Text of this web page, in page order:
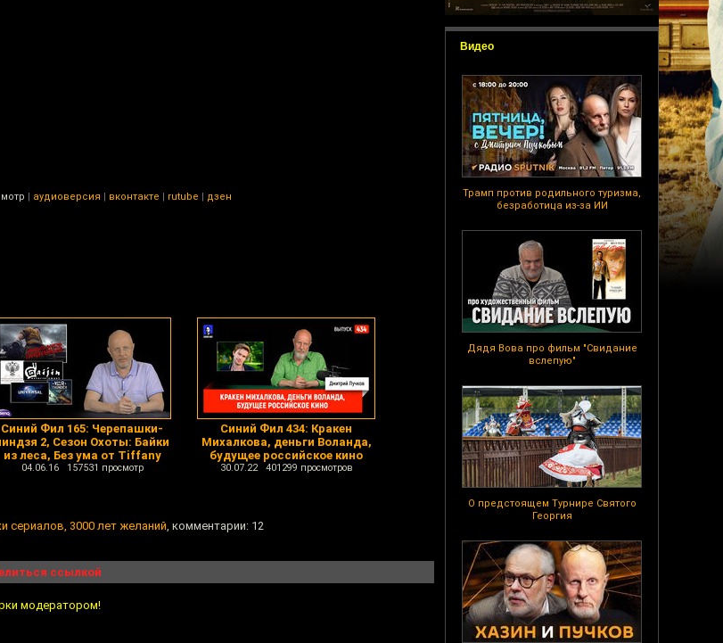
Видео
Трамп против родильного туризма,
безработица из-за ИИ
Дядя Вова про фильм "Свидание
вслепую"
О предстоящем Турнире Святого
Георгия
| аудиоверсия | вконтакте | rutube | дзен
Синий Фил 165: Черепашки-
2, Сезон Охоты: Байки
из леса, Без ума от Tiffany
04.06.16 157531 просмотр
Синий Фил 434: Кракен
Михалкова, деньги Воланда,
будущее российское кино
30.07.22 401299 просмотров
сериалов, 3000 лет желаний, комментарии: 12
ссылкой
модератором!